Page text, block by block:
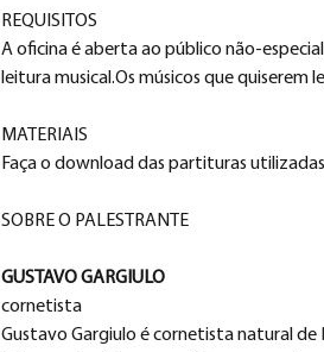
REQUISITOS
A oficina é aberta ao público não-
leitura musical.Os músicos que
MATERIAIS
Faça o download das partituras
SOBRE O PALESTRANTE
GUSTAVO GARGIULO
cornetista
Gustavo Gargiulo é cornetista natural